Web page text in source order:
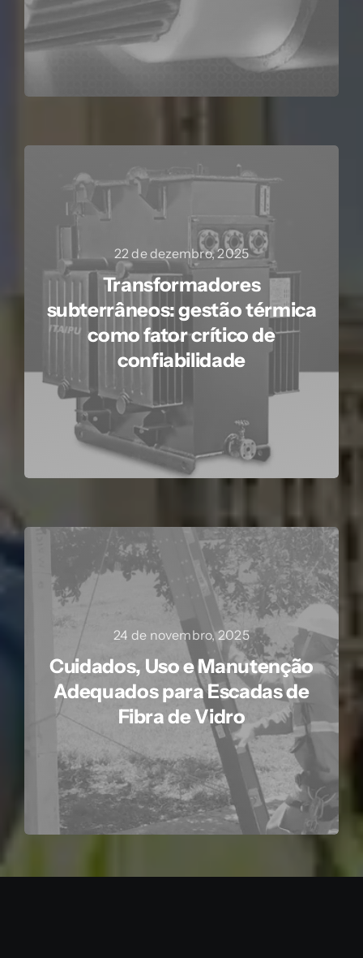
22 de dezembro, 2025
Transformadores
subterrâneos: gestão térmica
como fator crítico de
confiabilidade
24 de novembro, 2025
Cuidados, Uso e Manutenção
Adequados para Escadas de
Fibra de Vidro